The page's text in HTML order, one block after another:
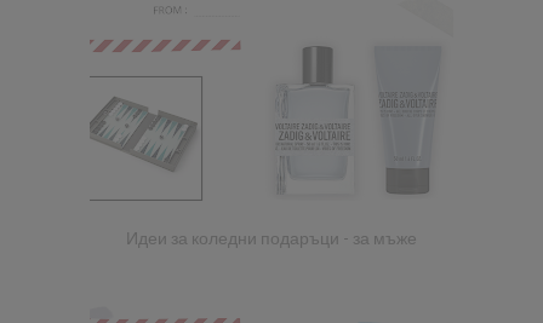
Идеи за коледни подаръци - за мъже